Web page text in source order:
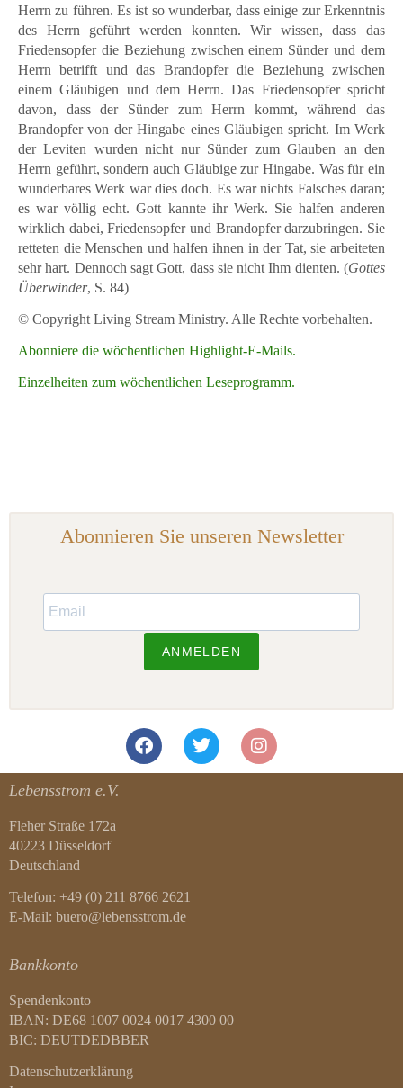
Herrn zu führen. Es ist so wunderbar, dass einige zur Erkenntnis
des Herrn geführt werden konnten. Wir wissen, dass das
Friedensopfer die Beziehung zwischen einem Sünder und dem
Herrn betrifft und das Brandopfer die Beziehung zwischen
einem Gläubigen und dem Herrn. Das Friedensopfer spricht
davon, dass der Sünder zum Herrn kommt, während das
Brandopfer von der Hingabe eines Gläubigen spricht. Im Werk
der Leviten wurden nicht nur Sünder zum Glauben an den
Herrn geführt, sondern auch Gläubige zur Hingabe. Was für ein
wunderbares Werk war dies doch. Es war nichts Falsches daran;
es war völlig echt. Gott kannte ihr Werk. Sie halfen anderen
wirklich dabei, Friedensopfer und Brandopfer darzubringen. Sie
retteten die Menschen und halfen ihnen in der Tat, sie arbeiteten
sehr hart. Dennoch sagt Gott, dass sie nicht Ihm dienten. (Gottes
Überwinder, S. 84)
© Copyright Living Stream Ministry. Alle Rechte vorbehalten.
Abonniere die wöchentlichen Highlight-E-Mails.
Einzelheiten zum wöchentlichen Leseprogramm.
Abonnieren Sie unseren Newsletter
ANMELDEN
Lebensstrom e.V.
Fleher Straße 172a
40223 Düsseldorf
Deutschland
Telefon: +49 (0) 211 8766 2621
E-Mail: buero@lebensstrom.de
Bankkonto
Spendenkonto
IBAN: DE68 1007 0024 0017 4300 00
BIC: DEUTDEDBBER
Datenschutzerklärung